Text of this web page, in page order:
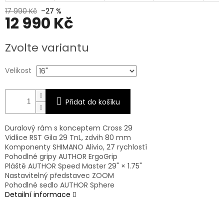
17 990 Kč –27 %
12 990 Kč
cena:
Zvolte variantu
Velikost
Přidat do košíku
Duralový rám s konceptem Cross 29
Vidlice RST Gila 29 TnL, zdvih 80 mm
Komponenty SHIMANO Alivio, 27 rychlostí
Pohodlné gripy AUTHOR ErgoGrip
Pláště AUTHOR Speed Master 29" × 1.75"
Nastavitelný představec ZOOM
Pohodlné sedlo AUTHOR Sphere
Detailní informace